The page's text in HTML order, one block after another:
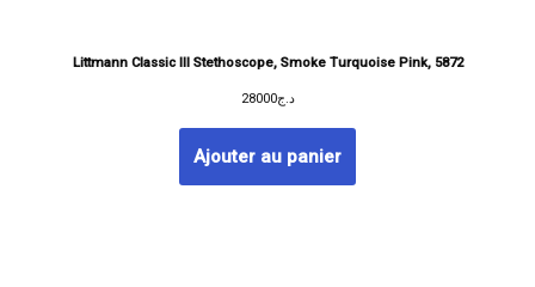
Littmann Classic III Stethoscope, Smoke Turquoise Pink, 5872
د.ج28000
Ajouter au panier